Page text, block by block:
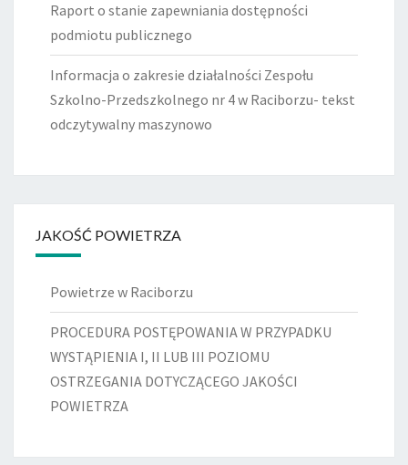
Raport o stanie zapewniania dostępności
podmiotu publicznego
Informacja o zakresie działalności Zespołu
Szkolno-Przedszkolnego nr 4 w Raciborzu- tekst
odczytywalny maszynowo
JAKOŚĆ POWIETRZA
Powietrze w Raciborzu
PROCEDURA POSTĘPOWANIA W PRZYPADKU
WYSTĄPIENIA I, II LUB III POZIOMU
OSTRZEGANIA DOTYCZĄCEGO JAKOŚCI
POWIETRZA